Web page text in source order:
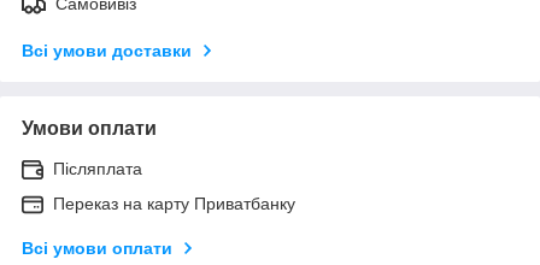
Всі умови доставки
Умови оплати
Післяплата
Переказ на карту Приватбанку
Всі умови оплати